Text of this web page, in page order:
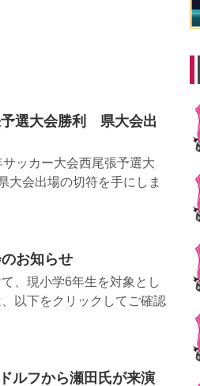
予選大会勝利 県大会出
ッカー大会西尾張予選大
大会出場の切符を手にしま
お知らせ
、現小学6年生を対象とし
以下をクリックしてご確認
ルフから瀬田氏が来演